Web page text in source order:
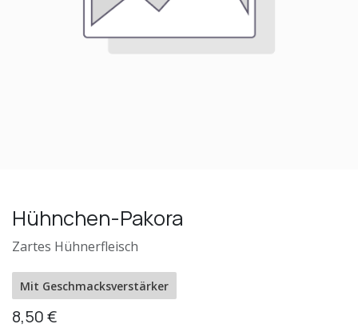
Hühnchen-Pakora
Zartes Hühnerfleisch
Mit Geschmacksverstärker
8,50€